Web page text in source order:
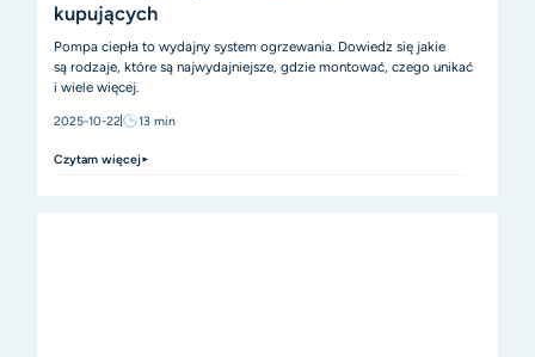
kupujących
Pompa ciepła to wydajny system ogrzewania. Dowiedz się jakie
są rodzaje, które są najwydajniejsze, gdzie montować, czego unikać
i wiele więcej.
2025-10-22 13 min
Czytam więcej